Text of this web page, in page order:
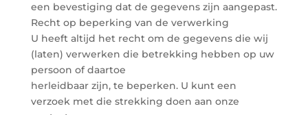
een bevestiging dat de gegevens zijn aangepast.
Recht op beperking van de verwerking
U heeft altijd het recht om de gegevens die wij
(laten) verwerken die betrekking hebben op uw
persoon of daartoe
herleidbaar zijn, te beperken. U kunt een
verzoek met die strekking doen aan onze